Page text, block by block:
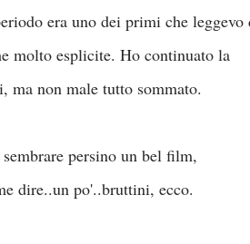
era uno dei primi che leggevo
molto esplicite. Ho continuato la
non male tutto sommato.
persino un bel film,
dire..un po'..bruttini, ecco.